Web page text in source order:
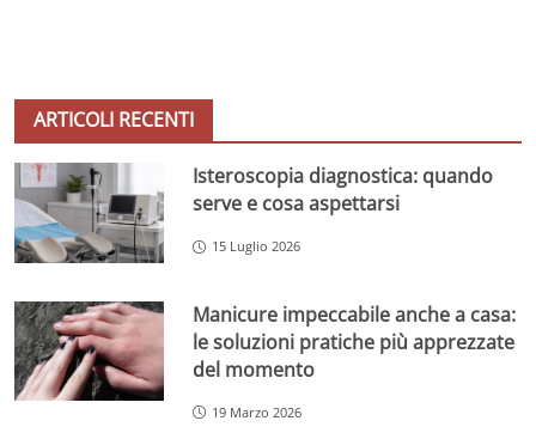
ARTICOLI RECENTI
Isteroscopia diagnostica: quando
serve e cosa aspettarsi
15 Luglio 2026
Manicure impeccabile anche a casa:
le soluzioni pratiche più apprezzate
del momento
19 Marzo 2026